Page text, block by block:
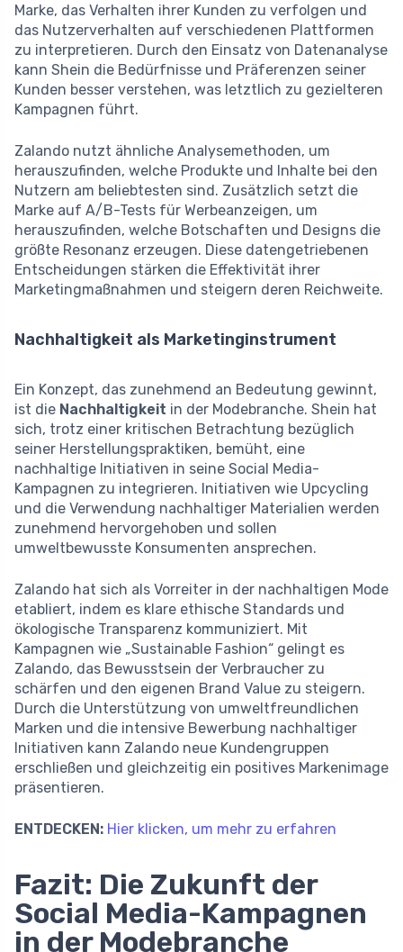
Marke, das Verhalten ihrer Kunden zu verfolgen und
das Nutzerverhalten auf verschiedenen Plattformen
zu interpretieren. Durch den Einsatz von Datenanalyse
kann Shein die Bedürfnisse und Präferenzen seiner
Kunden besser verstehen, was letztlich zu gezielteren
Kampagnen führt.
Zalando nutzt ähnliche Analysemethoden, um
herauszufinden, welche Produkte und Inhalte bei den
Nutzern am beliebtesten sind. Zusätzlich setzt die
Marke auf A/B-Tests für Werbeanzeigen, um
herauszufinden, welche Botschaften und Designs die
größte Resonanz erzeugen. Diese datengetriebenen
Entscheidungen stärken die Effektivität ihrer
Marketingmaßnahmen und steigern deren Reichweite.
Nachhaltigkeit als Marketinginstrument
Ein Konzept, das zunehmend an Bedeutung gewinnt,
ist die Nachhaltigkeit in der Modebranche. Shein hat
sich, trotz einer kritischen Betrachtung bezüglich
seiner Herstellungspraktiken, bemüht, eine
nachhaltige Initiativen in seine Social Media-
Kampagnen zu integrieren. Initiativen wie Upcycling
und die Verwendung nachhaltiger Materialien werden
zunehmend hervorgehoben und sollen
umweltbewusste Konsumenten ansprechen.
Zalando hat sich als Vorreiter in der nachhaltigen Mode
etabliert, indem es klare ethische Standards und
ökologische Transparenz kommuniziert. Mit
Kampagnen wie „Sustainable Fashion“ gelingt es
Zalando, das Bewusstsein der Verbraucher zu
schärfen und den eigenen Brand Value zu steigern.
Durch die Unterstützung von umweltfreundlichen
Marken und die intensive Bewerbung nachhaltiger
Initiativen kann Zalando neue Kundengruppen
erschließen und gleichzeitig ein positives Markenimage
präsentieren.
ENTDECKEN: Hier klicken, um mehr zu erfahren
Fazit: Die Zukunft der
Social Media-Kampagnen
in der Modebranche